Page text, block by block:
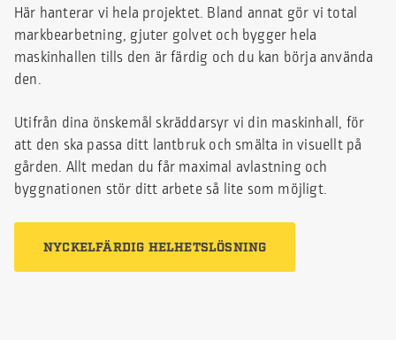
Här hanterar vi hela projektet. Bland annat gör vi total
markbearbetning, gjuter golvet och bygger hela
maskinhallen tills den är färdig och du kan börja använda
den.
Utifrån dina önskemål skräddarsyr vi din maskinhall, för
att den ska passa ditt lantbruk och smälta in visuellt på
gården. Allt medan du får maximal avlastning och
byggnationen stör ditt arbete så lite som möjligt.
NYCKELFÄRDIG HELHETSLÖSNING